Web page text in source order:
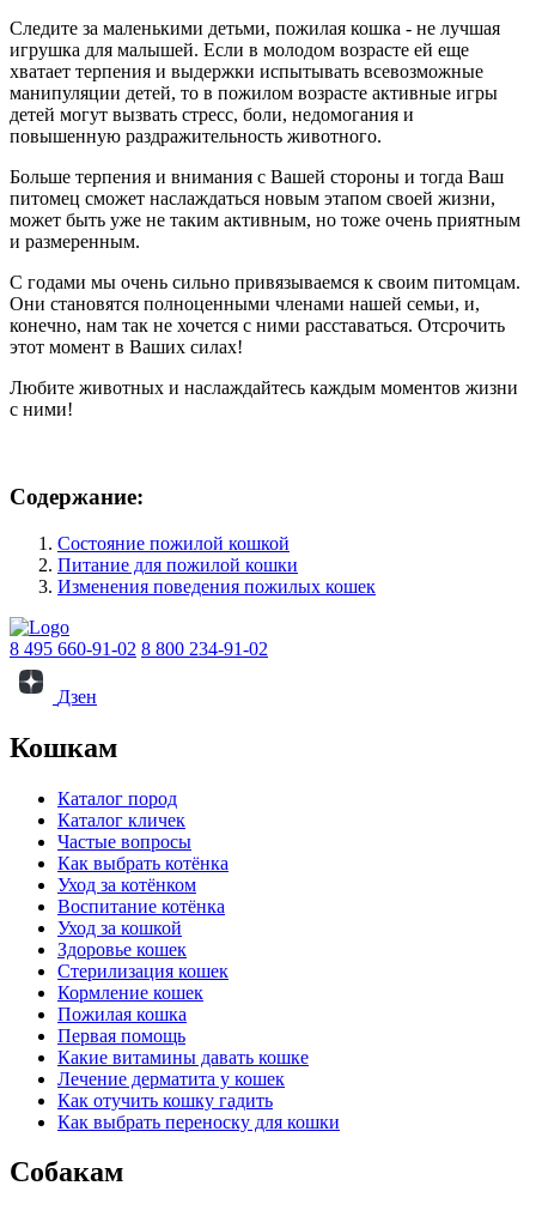
Следите за маленькими детьми, пожилая кошка - не лучшая
игрушка для малышей. Если в молодом возрасте ей еще
хватает терпения и выдержки испытывать всевозможные
манипуляции детей, то в пожилом возрасте активные игры
детей могут вызвать стресс, боли, недомогания и
повышенную раздражительность животного.
Больше терпения и внимания с Вашей стороны и тогда Ваш
питомец сможет наслаждаться новым этапом своей жизни,
может быть уже не таким активным, но тоже очень приятным
и размеренным.
С годами мы очень сильно привязываемся к своим питомцам.
Они становятся полноценными членами нашей семьи, и,
конечно, нам так не хочется с ними расставаться. Отсрочить
этот момент в Ваших силах!
Любите животных и наслаждайтесь каждым моментов жизни
с ними!
Содержание:
Состояние пожилой кошкой
Питание для пожилой кошки
Изменения поведения пожилых кошек
8 495 660-91-02 8 800 234-91-02
Дзен
Кошкам
Каталог пород
Каталог кличек
Частые вопросы
Как выбрать котёнка
Уход за котёнком
Воспитание котёнка
Уход за кошкой
Здоровье кошек
Стерилизация кошек
Кормление кошек
Пожилая кошка
Первая помощь
Какие витамины давать кошке
Лечение дерматита у кошек
Как отучить кошку гадить
Как выбрать переноску для кошки
Собакам